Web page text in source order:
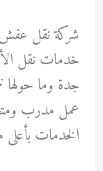
شركة نقل عفش
خدمات نقل
جدة وما حولها
عمل مدرب
الخدمات بأعلى